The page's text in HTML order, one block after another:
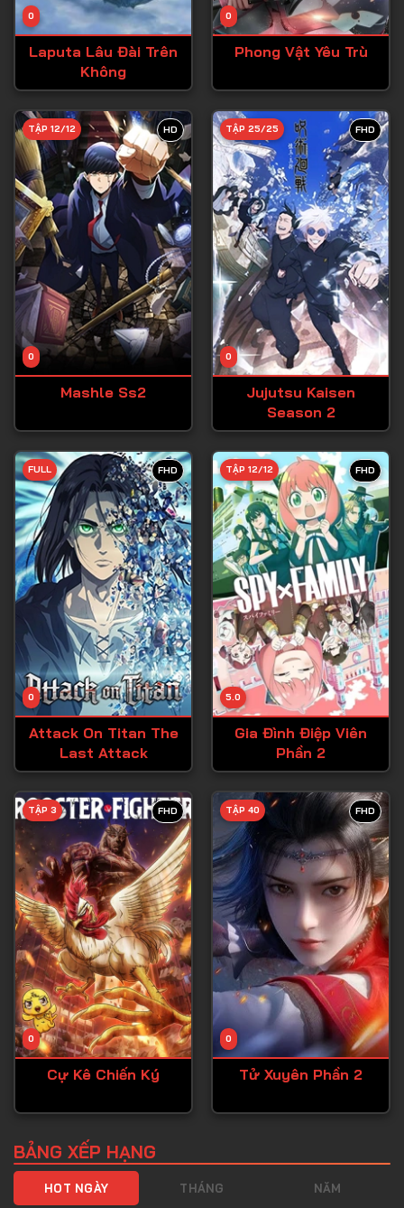
Tập 15
Tập 17
Tập 18
Tập 19
Tập 20
Tập 21
Tập 22
Tập 23
Tập 24
Tập 25
Tập 26
Tập 29
Tập 30
Tập 31
Tập 32
Tập 33
Tập 34
Tập 35
Tập 36
Tập 39
Tập 40
Tập 41
Tập 42
Tập 43
Tập 44
Tập 45
Tập 46
Tập 47
Tập 49
0
Laputa Lâu Đài Trên
Không
0
Phong Vật Yêu Trù
HD
0
TẬP 12/12
Mashle Ss2
FHD
0
TẬP 25/25
Jujutsu Kaisen
Season 2
FHD
0
FULL
Attack On Titan The
Last Attack
FHD
5.0
TẬP 12/12
Gia Đình Điệp Viên
Phần 2
FHD
0
TẬP 3
Cự Kê Chiến Ký
FHD
0
TẬP 40
Tử Xuyên Phần 2
BẢNG XẾP HẠNG
HOT NGÀY THÁNG NĂM